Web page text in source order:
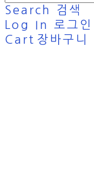
Search
검색
Log In
로그인
Cart 장바구니